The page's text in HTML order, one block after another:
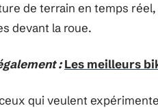
de terrain en temps
devant la roue.
: Les meilleurs
qui veulent